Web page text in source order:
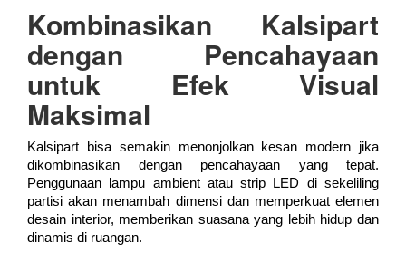
Kombinasikan Kalsipart
dengan Pencahayaan
untuk Efek Visual
Maksimal
Kalsipart bisa semakin menonjolkan kesan modern jika
dikombinasikan dengan pencahayaan yang tepat.
Penggunaan lampu ambient atau strip LED di sekeliling
partisi akan menambah dimensi dan memperkuat elemen
desain interior, memberikan suasana yang lebih hidup dan
dinamis di ruangan.